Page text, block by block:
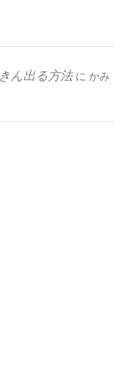
ん出る方法に かみ